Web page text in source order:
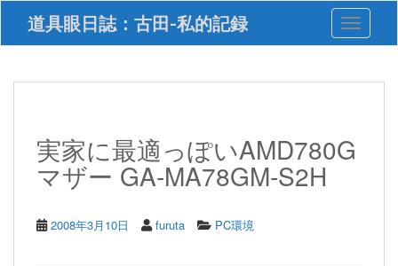
i
道具眼日誌：古田-私的記録 Toggle
実家に最適っぽいAMD780G
マザー GA-MA78GM-S2H
2008年3月10日 furuta PC環境